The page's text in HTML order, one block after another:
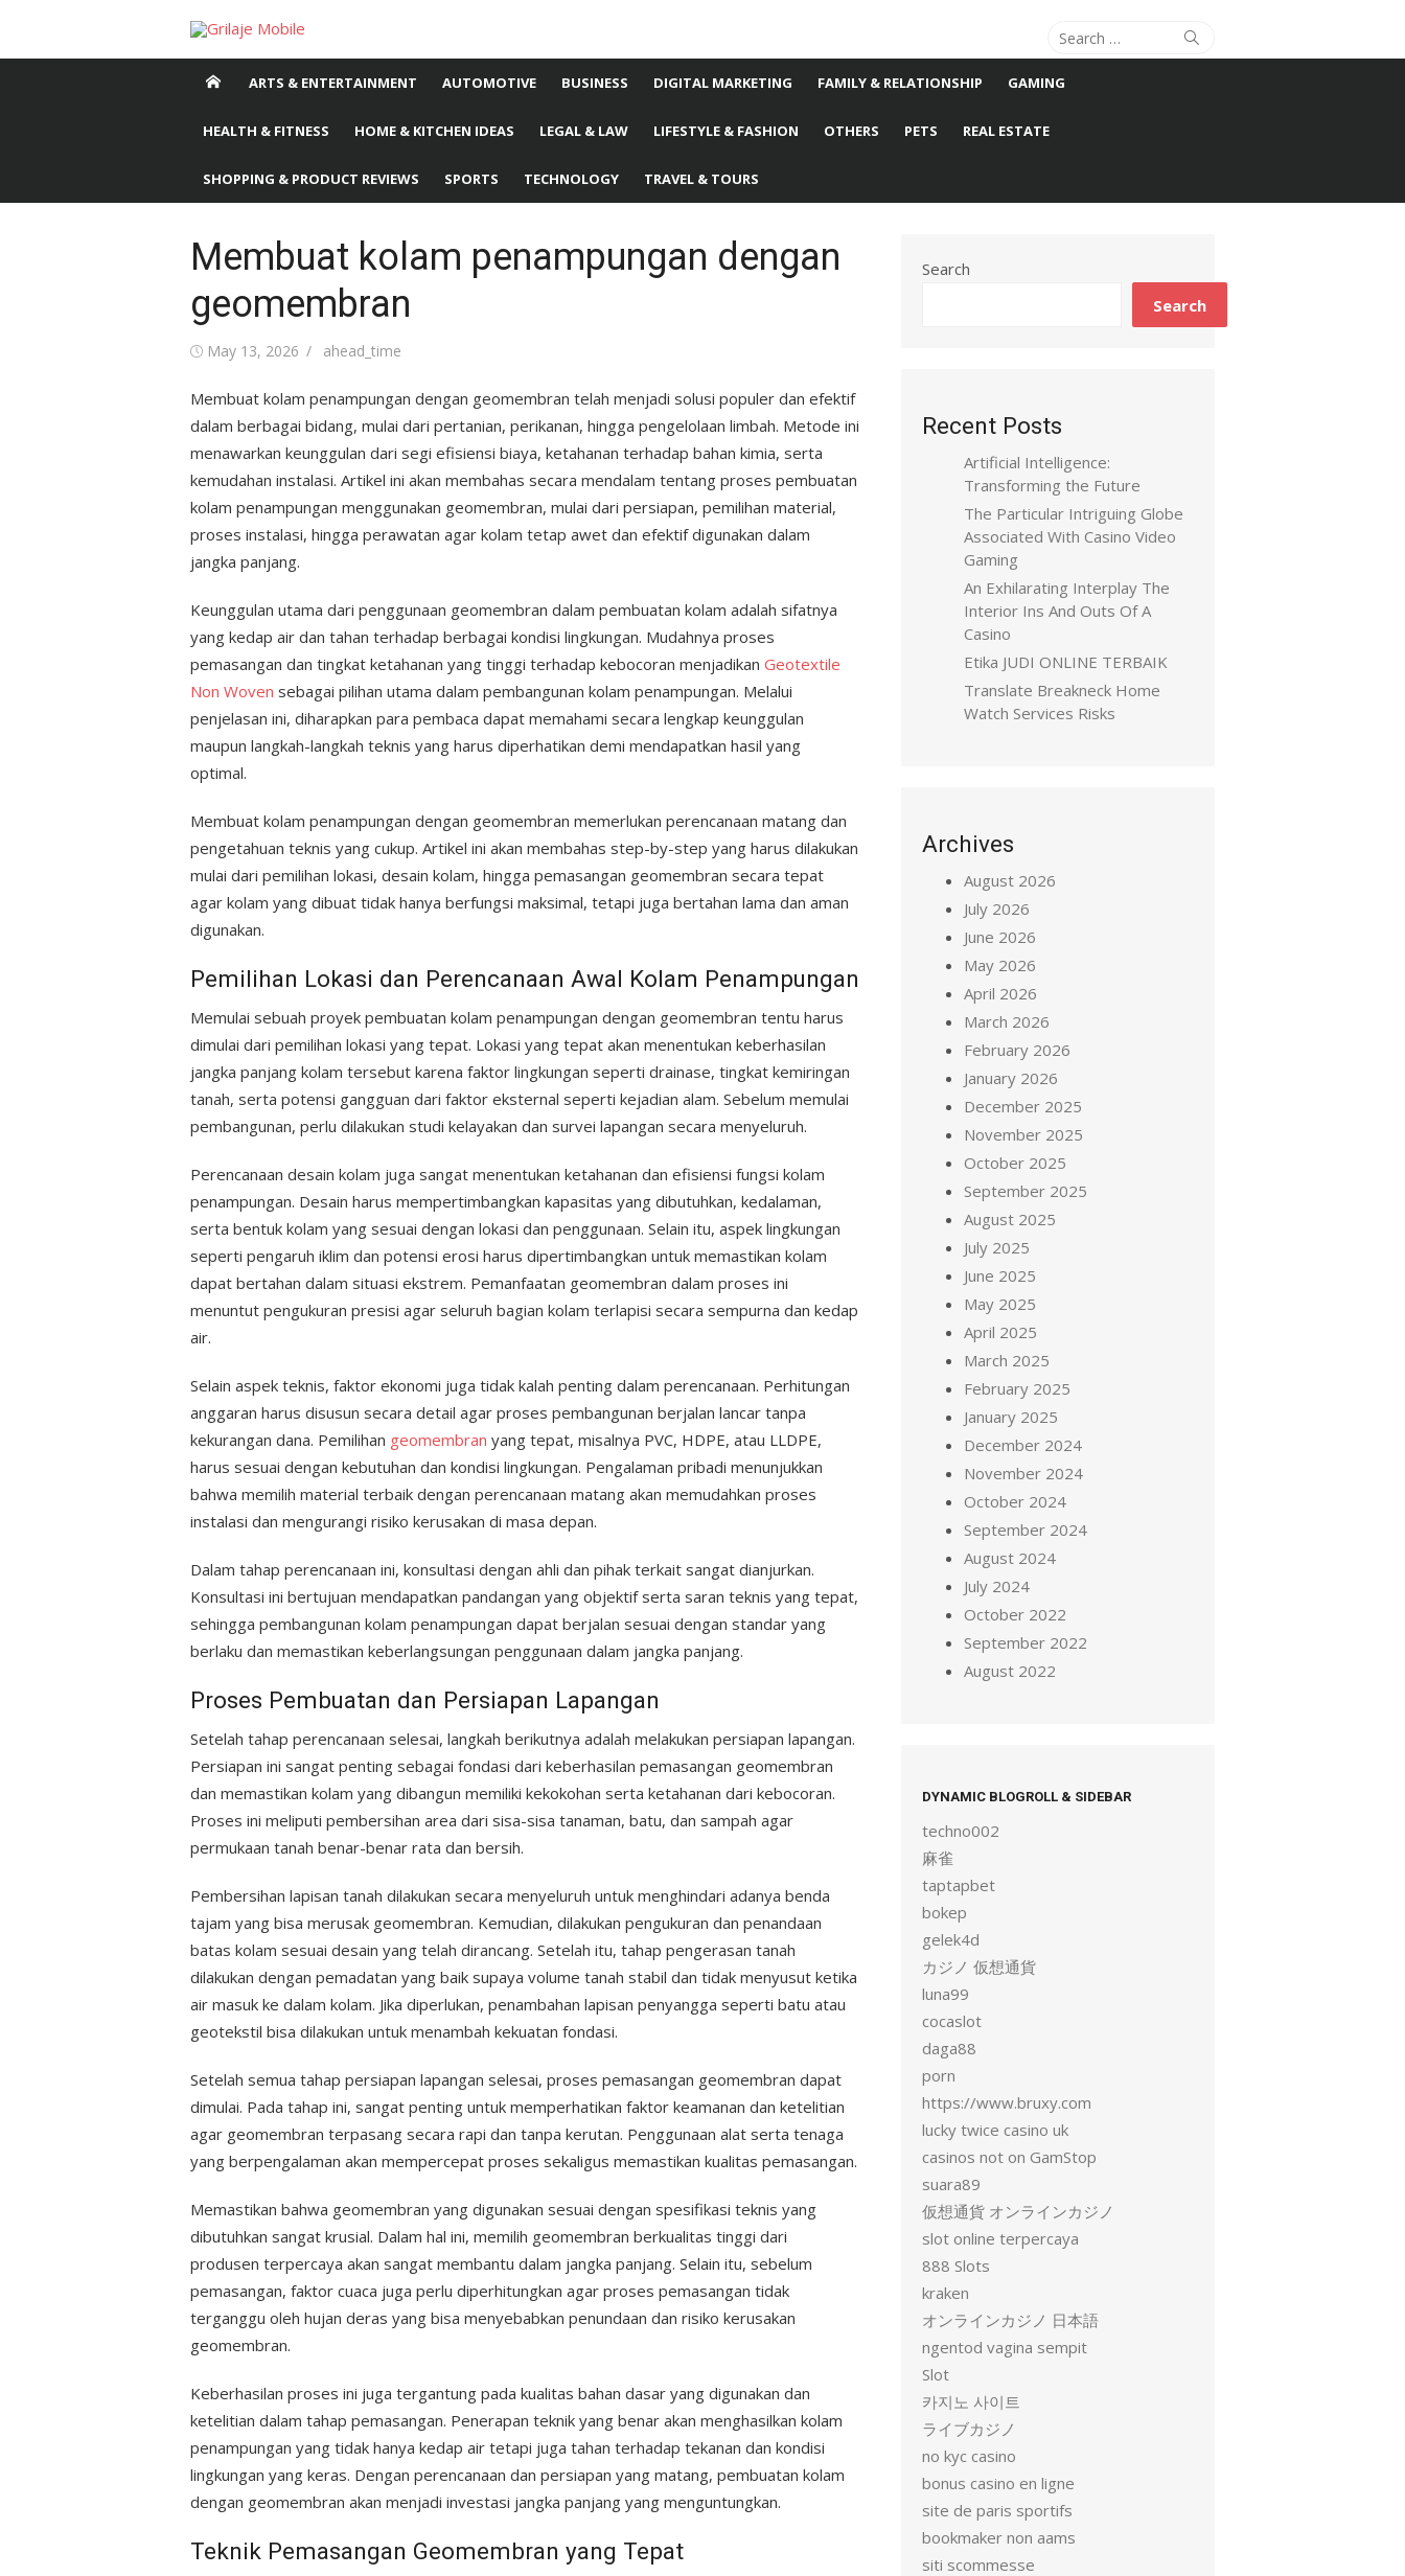
Search
for:
Search
ARTS & ENTERTAINMENT AUTOMOTIVE BUSINESS DIGITAL MARKETING FAMILY & RELATIONSHIP GAMING
HEALTH & FITNESS HOME & KITCHEN IDEAS LEGAL & LAW LIFESTYLE & FASHION OTHERS PETS REAL ESTATE
SHOPPING & PRODUCT REVIEWS SPORTS TECHNOLOGY TRAVEL & TOURS
Membuat kolam penampungan dengan
geomembran
Posted
May 13, 2026 Author
ahead_time
Membuat kolam penampungan dengan geomembran telah menjadi solusi populer dan efektif
dalam berbagai bidang, mulai dari pertanian, perikanan, hingga pengelolaan limbah. Metode ini
menawarkan keunggulan dari segi efisiensi biaya, ketahanan terhadap bahan kimia, serta
kemudahan instalasi. Artikel ini akan membahas secara mendalam tentang proses pembuatan
kolam penampungan menggunakan geomembran, mulai dari persiapan, pemilihan material,
proses instalasi, hingga perawatan agar kolam tetap awet dan efektif digunakan dalam
jangka panjang.
Keunggulan utama dari penggunaan geomembran dalam pembuatan kolam adalah sifatnya
yang kedap air dan tahan terhadap berbagai kondisi lingkungan. Mudahnya proses
pemasangan dan tingkat ketahanan yang tinggi terhadap kebocoran menjadikan Geotextile
Non Woven sebagai pilihan utama dalam pembangunan kolam penampungan. Melalui
penjelasan ini, diharapkan para pembaca dapat memahami secara lengkap keunggulan
maupun langkah-langkah teknis yang harus diperhatikan demi mendapatkan hasil yang
optimal.
Membuat kolam penampungan dengan geomembran memerlukan perencanaan matang dan
pengetahuan teknis yang cukup. Artikel ini akan membahas step-by-step yang harus dilakukan
mulai dari pemilihan lokasi, desain kolam, hingga pemasangan geomembran secara tepat
agar kolam yang dibuat tidak hanya berfungsi maksimal, tetapi juga bertahan lama dan aman
digunakan.
Pemilihan Lokasi dan Perencanaan Awal Kolam Penampungan
Memulai sebuah proyek pembuatan kolam penampungan dengan geomembran tentu harus
dimulai dari pemilihan lokasi yang tepat. Lokasi yang tepat akan menentukan keberhasilan
jangka panjang kolam tersebut karena faktor lingkungan seperti drainase, tingkat kemiringan
tanah, serta potensi gangguan dari faktor eksternal seperti kejadian alam. Sebelum memulai
pembangunan, perlu dilakukan studi kelayakan dan survei lapangan secara menyeluruh.
Perencanaan desain kolam juga sangat menentukan ketahanan dan efisiensi fungsi kolam
penampungan. Desain harus mempertimbangkan kapasitas yang dibutuhkan, kedalaman,
serta bentuk kolam yang sesuai dengan lokasi dan penggunaan. Selain itu, aspek lingkungan
seperti pengaruh iklim dan potensi erosi harus dipertimbangkan untuk memastikan kolam
dapat bertahan dalam situasi ekstrem. Pemanfaatan geomembran dalam proses ini
menuntut pengukuran presisi agar seluruh bagian kolam terlapisi secara sempurna dan kedap
air.
Selain aspek teknis, faktor ekonomi juga tidak kalah penting dalam perencanaan. Perhitungan
anggaran harus disusun secara detail agar proses pembangunan berjalan lancar tanpa
kekurangan dana. Pemilihan geomembran yang tepat, misalnya PVC, HDPE, atau LLDPE,
harus sesuai dengan kebutuhan dan kondisi lingkungan. Pengalaman pribadi menunjukkan
bahwa memilih material terbaik dengan perencanaan matang akan memudahkan proses
instalasi dan mengurangi risiko kerusakan di masa depan.
Dalam tahap perencanaan ini, konsultasi dengan ahli dan pihak terkait sangat dianjurkan.
Konsultasi ini bertujuan mendapatkan pandangan yang objektif serta saran teknis yang tepat,
sehingga pembangunan kolam penampungan dapat berjalan sesuai dengan standar yang
berlaku dan memastikan keberlangsungan penggunaan dalam jangka panjang.
Proses Pembuatan dan Persiapan Lapangan
Setelah tahap perencanaan selesai, langkah berikutnya adalah melakukan persiapan lapangan.
Persiapan ini sangat penting sebagai fondasi dari keberhasilan pemasangan geomembran
dan memastikan kolam yang dibangun memiliki kekokohan serta ketahanan dari kebocoran.
Proses ini meliputi pembersihan area dari sisa-sisa tanaman, batu, dan sampah agar
permukaan tanah benar-benar rata dan bersih.
Pembersihan lapisan tanah dilakukan secara menyeluruh untuk menghindari adanya benda
tajam yang bisa merusak geomembran. Kemudian, dilakukan pengukuran dan penandaan
batas kolam sesuai desain yang telah dirancang. Setelah itu, tahap pengerasan tanah
dilakukan dengan pemadatan yang baik supaya volume tanah stabil dan tidak menyusut ketika
air masuk ke dalam kolam. Jika diperlukan, penambahan lapisan penyangga seperti batu atau
geotekstil bisa dilakukan untuk menambah kekuatan fondasi.
Setelah semua tahap persiapan lapangan selesai, proses pemasangan geomembran dapat
dimulai. Pada tahap ini, sangat penting untuk memperhatikan faktor keamanan dan ketelitian
agar geomembran terpasang secara rapi dan tanpa kerutan. Penggunaan alat serta tenaga
yang berpengalaman akan mempercepat proses sekaligus memastikan kualitas pemasangan.
Memastikan bahwa geomembran yang digunakan sesuai dengan spesifikasi teknis yang
dibutuhkan sangat krusial. Dalam hal ini, memilih geomembran berkualitas tinggi dari
produsen terpercaya akan sangat membantu dalam jangka panjang. Selain itu, sebelum
pemasangan, faktor cuaca juga perlu diperhitungkan agar proses pemasangan tidak
terganggu oleh hujan deras yang bisa menyebabkan penundaan dan risiko kerusakan
geomembran.
Keberhasilan proses ini juga tergantung pada kualitas bahan dasar yang digunakan dan
ketelitian dalam tahap pemasangan. Penerapan teknik yang benar akan menghasilkan kolam
penampungan yang tidak hanya kedap air tetapi juga tahan terhadap tekanan dan kondisi
lingkungan yang keras. Dengan perencanaan dan persiapan yang matang, pembuatan kolam
dengan geomembran akan menjadi investasi jangka panjang yang menguntungkan.
Teknik Pemasangan Geomembran yang Tepat
Search
Search
Recent Posts
Artificial Intelligence:
Transforming the Future
The Particular Intriguing Globe
Associated With Casino Video
Gaming
An Exhilarating Interplay The
Interior Ins And Outs Of A
Casino
Etika JUDI ONLINE TERBAIK
Translate Breakneck Home
Watch Services Risks
Archives
August 2026
July 2026
June 2026
May 2026
April 2026
March 2026
February 2026
January 2026
December 2025
November 2025
October 2025
September 2025
August 2025
July 2025
June 2025
May 2025
April 2025
March 2025
February 2025
January 2025
December 2024
November 2024
October 2024
September 2024
August 2024
July 2024
October 2022
September 2022
August 2022
DYNAMIC BLOGROLL & SIDEBAR
techno002
麻雀
taptapbet
bokep
gelek4d
カジノ 仮想通貨
luna99
cocaslot
daga88
porn
https://www.bruxy.com
lucky twice casino uk
casinos not on GamStop
suara89
仮想通貨 オンラインカジノ
slot online terpercaya
888 Slots
kraken
オンラインカジノ 日本語
ngentod vagina sempit
Slot
카지노 사이트
ライブカジノ
no kyc casino
bonus casino en ligne
site de paris sportifs
bookmaker non aams
siti scommesse